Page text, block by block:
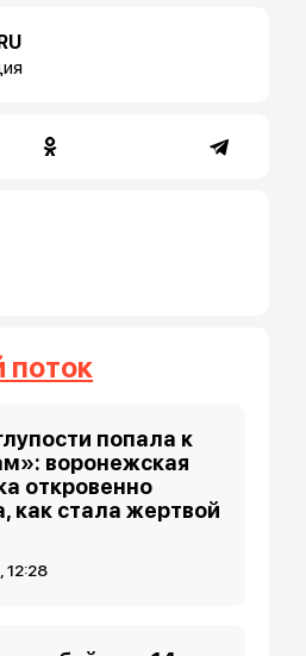
поток
попала к
воронежская
откровенно
как стала жертвой
12:28